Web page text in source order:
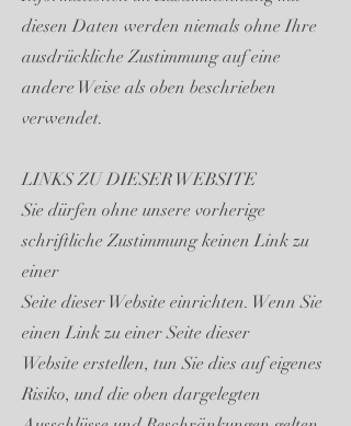
diesen Daten werden niemals ohne Ihre
ausdrückliche Zustimmung auf eine
andere Weise als oben beschrieben
verwendet.
LINKS ZU DIESER WEBSITE
Sie dürfen ohne unsere vorherige
schriftliche Zustimmung keinen Link zu
einer
Seite dieser Website einrichten. Wenn Sie
einen Link zu einer Seite dieser
Website erstellen, tun Sie dies auf eigenes
Risiko, und die oben dargelegten